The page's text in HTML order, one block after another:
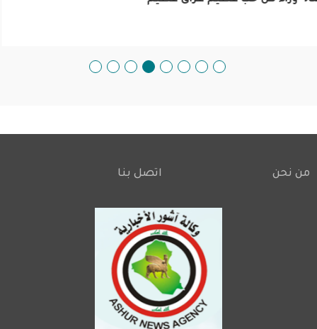
Footer
من نحن اتصل بنا